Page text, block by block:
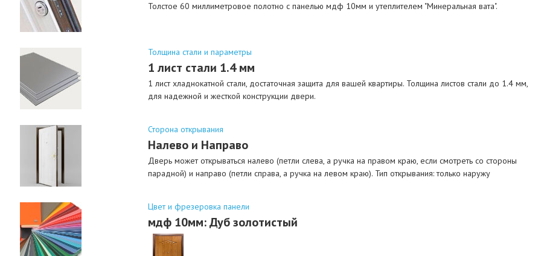
Толстое 60 миллиметровое полотно с панелью мдф 10мм и утеплителем "Минеральная вата".
Толщина стали и параметры
1 лист стали 1.4 мм
1 лист хладнокатной стали, достаточная защита для вашей квартиры. Толщина листов стали до 1.4 мм,
для надежной и жесткой конструкции двери.
Сторона открывания
Налево и Направо
Дверь может открываться налево (петли слева, а ручка на правом краю, если смотреть со стороны
парадной) и направо (петли справа, а ручка на левом краю). Тип открывания: только наружу
Цвет и фрезеровка панели
мдф 10мм: Дуб золотистый